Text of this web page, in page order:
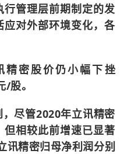
管理层前期制定的发
对外部环境变化，各
精密股价仍小幅下挫
股。
，尽管2020年立讯精密
相较此前增速已显著
讯精密归母净利润分别